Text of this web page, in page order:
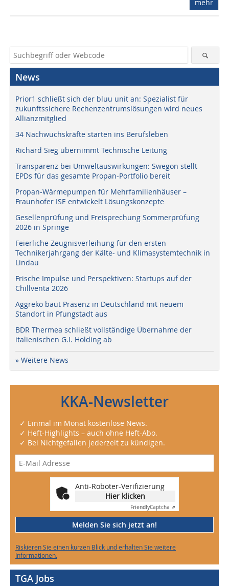
mehr
News
Prior1 schließt sich der bluu unit an: Spezialist für
zukunftssichere Rechenzentrumslösungen wird neues
Allianzmitglied
34 Nachwuchskräfte starten ins Berufsleben
Richard Sieg übernimmt Technische Leitung
Transparenz bei Umweltauswirkungen: Swegon stellt
EPDs für das gesamte Propan-Portfolio bereit
Propan-Wärmepumpen für Mehrfamilienhäuser –
Fraunhofer ISE entwickelt Lösungskonzepte
Gesellenprüfung und Freisprechung Sommerprüfung
2026 in Springe
Feierliche Zeugnisverleihung für den ersten
Technikerjahrgang der Kälte- und Klimasystemtechnik in
Lindau
Frische Impulse und Perspektiven: Startups auf der
Chillventa 2026
Aggreko baut Präsenz in Deutschland mit neuem
Standort in Pfungstadt aus
BDR Thermea schließt vollständige Übernahme der
italienischen G.I. Holding ab
» Weitere News
KKA-Newsletter
✓ Einmal im Monat kostenlose News.
✓ Heft-Highlights – auch ohne Heft-Abo.
✓ Bei Nichtgefallen jederzeit zu kündigen.
Anti-Roboter-Verifizierung
Hier klicken
FriendlyCaptcha ⇗
Melden Sie sich jetzt an!
Riskieren Sie einen kurzen Blick und erhalten Sie weitere
Informationen.
TGA Jobs